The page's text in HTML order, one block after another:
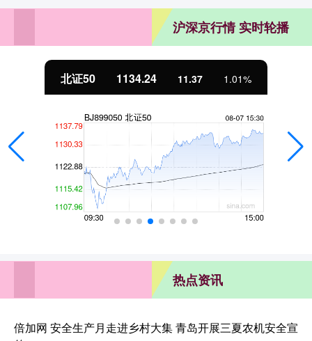
沪深京行情 实时轮播
北证50 1134.24 11.37 1.01%
热点资讯
倍加网 安全生产月走进乡村大集 青岛开展三夏农机安全宣